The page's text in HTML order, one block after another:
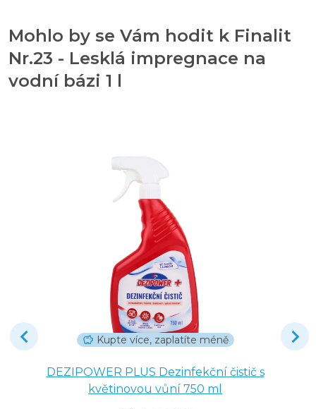
Mohlo by se Vám hodit k Finalit
Nr.23 - Lesklá impregnace na
vodní bázi 1 l
Kupte více, zaplatíte méně
DEZIPOWER PLUS Dezinfekční čistič s
květinovou vůní 750 ml